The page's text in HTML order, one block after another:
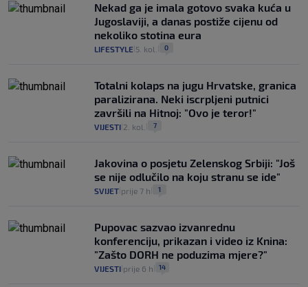
Nekad ga je imala gotovo svaka kuća u
Jugoslaviji, a danas postiže cijenu od
nekoliko stotina eura
LIFESTYLE 5. kol. 0
Totalni kolaps na jugu Hrvatske, granica
paralizirana. Neki iscrpljeni putnici
završili na Hitnoj: "Ovo je teror!"
VIJESTI 2. kol. 7
Jakovina o posjetu Zelenskog Srbiji: "Još
se nije odlučilo na koju stranu se ide"
SVIJET prije 7 h 1
Pupovac sazvao izvanrednu
konferenciju, prikazan i video iz Knina:
"Zašto DORH ne poduzima mjere?"
VIJESTI prije 6 h 14